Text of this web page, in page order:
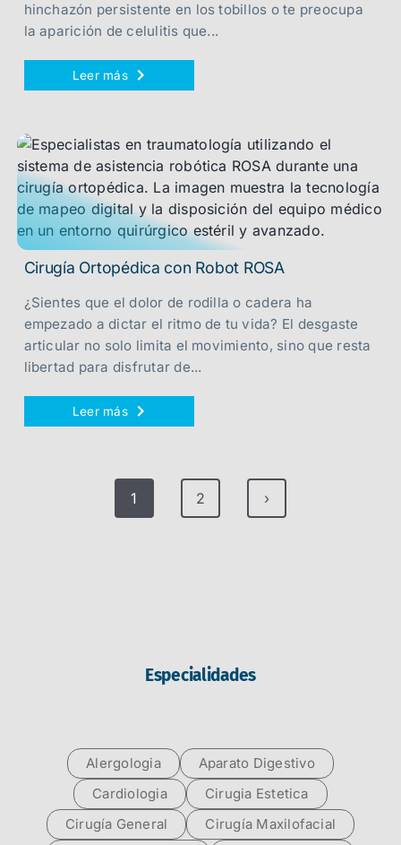
hinchazón persistente en los tobillos o te preocupa
la aparición de celulitis que...
Leer más
Cirugía Ortopédica con Robot ROSA
¿Sientes que el dolor de rodilla o cadera ha
empezado a dictar el ritmo de tu vida? El desgaste
articular no solo limita el movimiento, sino que resta
libertad para disfrutar de...
Leer más
1 2 ›
Especialidades
Alergologia
Aparato Digestivo
Cardiologia
Cirugia Estetica
Cirugía General
Cirugía Maxilofacial